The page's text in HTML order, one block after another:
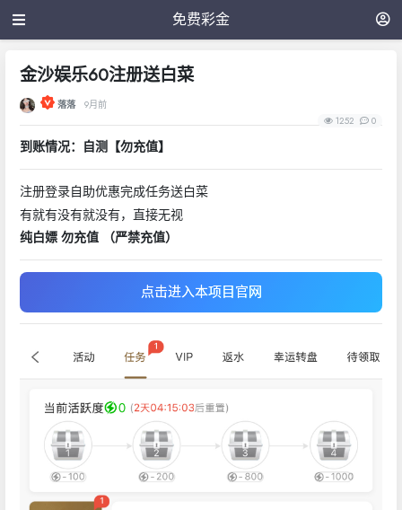
免费彩金
金沙娱乐60注册送白菜
落落
9月前
1252
0
到账情况：自测【勿充值】
注册登录自助优惠完成任务送白菜
有就有没有就没有，直接无视
纯白嫖 勿充值 （严禁充值）
点击进入本项目官网